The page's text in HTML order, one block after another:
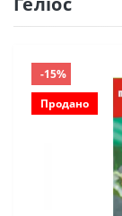
-15%
Продано